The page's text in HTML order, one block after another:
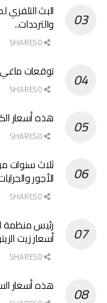
البث
والترددات..
توقعات ماغي فرح للأبراج
هذه أسعار
ثلاث سنوات
الأجور
رئيس منظمة
أسعار زيت
هذه أسعار